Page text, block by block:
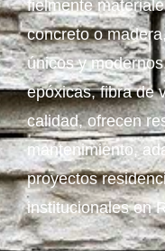
fielmente
concreto o
únicos y
epóxicas, fibra de
calidad, ofrecen
mantenimiento,
proyectos
institucionales en